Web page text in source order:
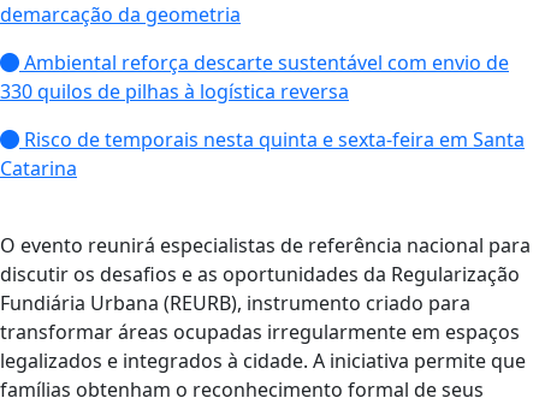
demarcação da geometria
Ambiental reforça descarte sustentável com envio de
330 quilos de pilhas à logística reversa
Risco de temporais nesta quinta e sexta-feira em Santa
Catarina
O evento reunirá especialistas de referência nacional para
discutir os desafios e as oportunidades da Regularização
Fundiária Urbana (REURB), instrumento criado para
transformar áreas ocupadas irregularmente em espaços
legalizados e integrados à cidade. A iniciativa permite que
famílias obtenham o reconhecimento formal de seus